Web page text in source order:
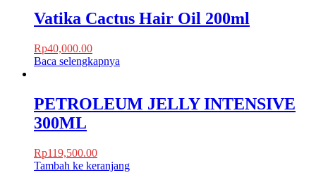
Vatika Cactus Hair Oil 200ml
Rp40,000.00
Baca selengkapnya
PETROLEUM JELLY INTENSIVE
300ML
Rp119,500.00
Tambah ke keranjang